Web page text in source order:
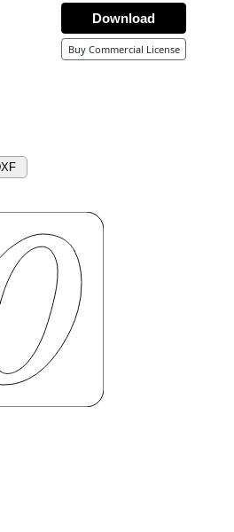
Download
Buy Commercial License